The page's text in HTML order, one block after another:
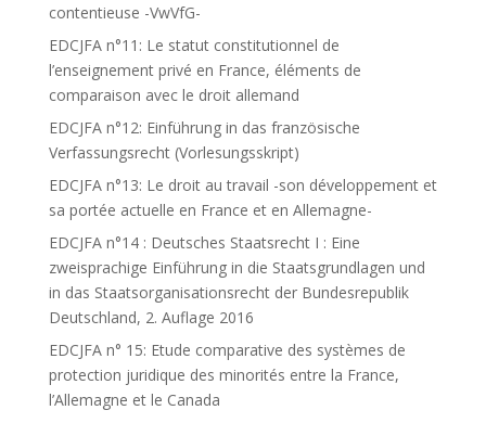
contentieuse -VwVfG-
EDCJFA n°11: Le statut constitutionnel de
l’enseignement privé en France, éléments de
comparaison avec le droit allemand
EDCJFA n°12: Einführung in das französische
Verfassungsrecht (Vorlesungsskript)
EDCJFA n°13: Le droit au travail -son développement et
sa portée actuelle en France et en Allemagne-
EDCJFA n°14 : Deutsches Staatsrecht I : Eine
zweisprachige Einführung in die Staatsgrundlagen und
in das Staatsorganisationsrecht der Bundesrepublik
Deutschland, 2. Auflage 2016
EDCJFA n° 15: Etude comparative des systèmes de
protection juridique des minorités entre la France,
l’Allemagne et le Canada